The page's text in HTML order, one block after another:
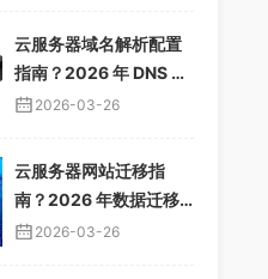
云服务器域名解析配置
指南？2026 年 DNS 解
析教程，域名绑定服务
2026-03-26
云服务器网站迁移指
南？2026 年数据迁移
教程，无缝切换服务器
2026-03-26